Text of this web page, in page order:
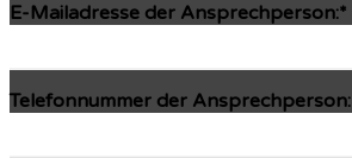
E-Mailadresse der Ansprechperson:*
Telefonnummer der Ansprechperson: